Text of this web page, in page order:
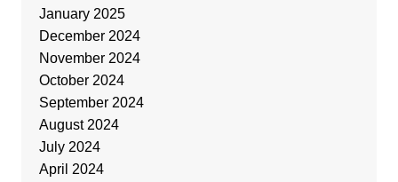
January 2025
December 2024
November 2024
October 2024
September 2024
August 2024
July 2024
April 2024